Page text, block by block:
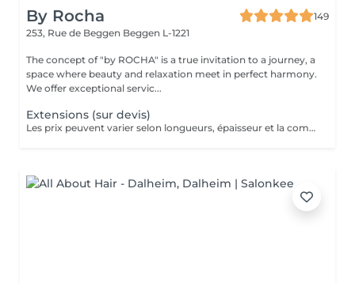
By Rocha
149
253, Rue de Beggen Beggen L-1221
The concept of "by ROCHA" is a true invitation to a journey, a
space where beauty and relaxation meet in perfect harmony.
We offer exceptional servic...
Extensions (sur devis)
Les prix peuvent varier selon longueurs, épaisseur et la complexité du travail.